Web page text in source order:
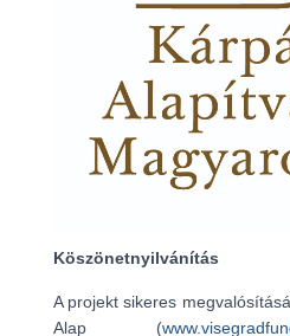
Köszönetnyilvánítás
A projekt sikeres
Alap (